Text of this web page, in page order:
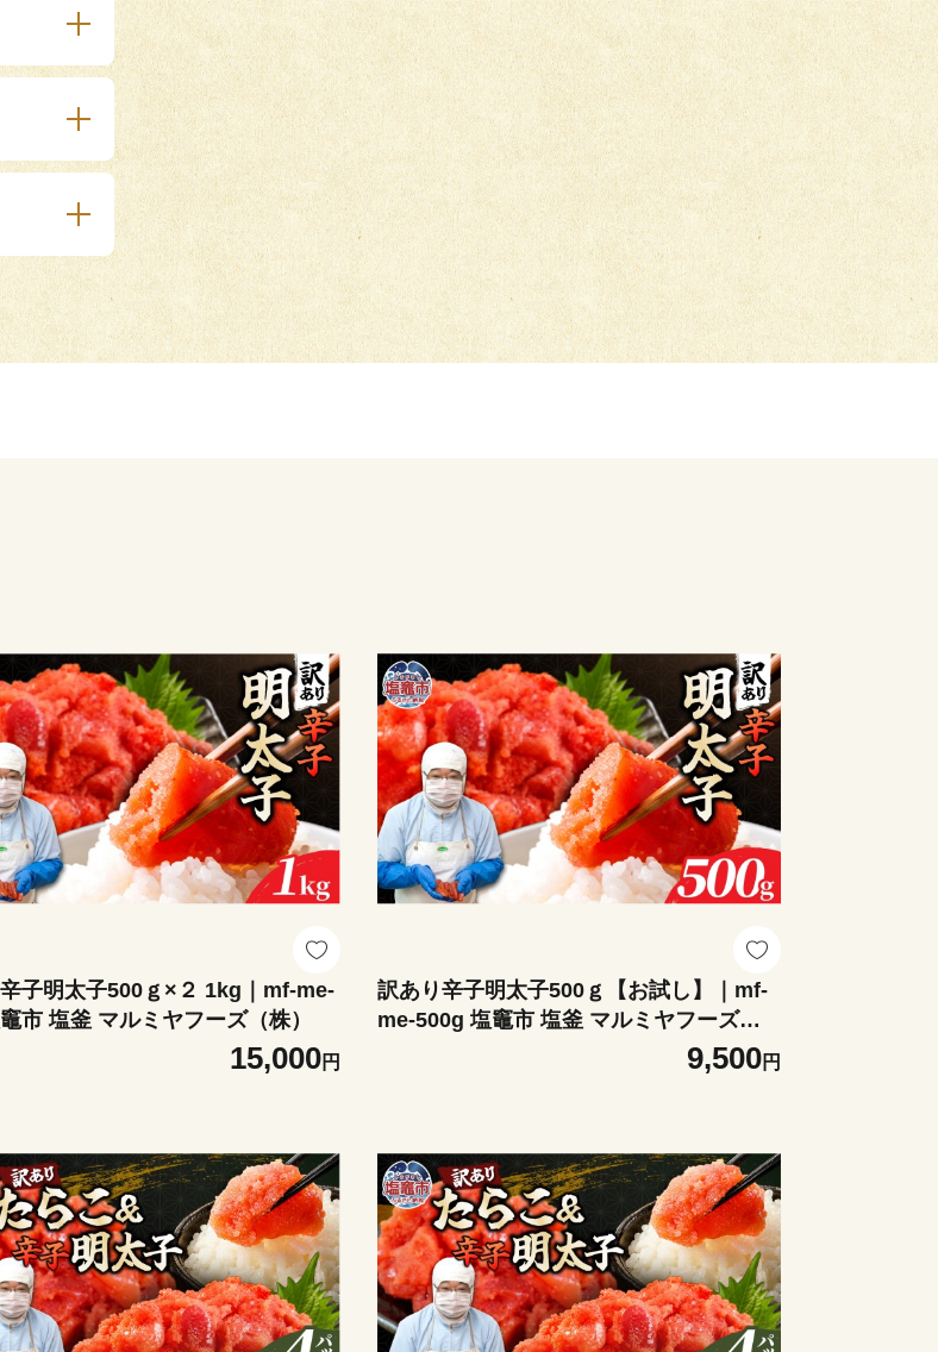
子明太子500ｇ×２ 1kg｜mf-me-
市 塩釜 マルミヤフーズ（株）
15,000円
訳あり辛子明太子500ｇ【お試し】｜mf-
me-500g 塩竈市 塩釜 マルミヤフーズ
9,500円